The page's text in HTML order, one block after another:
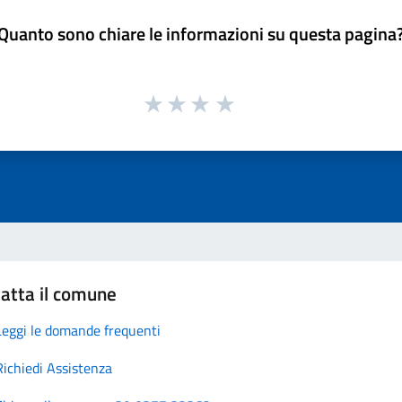
sono chiare le informazioni su questa
il comune
le domande frequenti
Assistenza